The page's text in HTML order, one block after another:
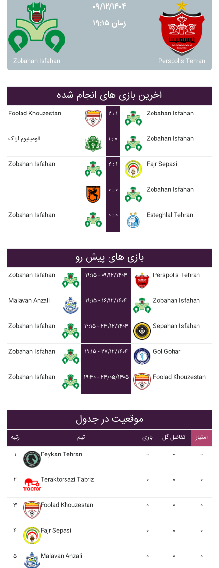
Zobahan Isfahan
۰۹/۱۲/۱۴۰۴
زمان ۱۹:۱۵
Perspolis Tehran
آخرین بازی های انجام شده
Foolad Khouzestan ۲ : ۱ Zobahan Isfahan
آلومينيوم اراک ۱ : ۰ Zobahan Isfahan
Zobahan Isfahan ۲ : ۱ Fajr Sepasi
۰ : ۰ Zobahan Isfahan
Zobahan Isfahan ۰ : ۰ Esteghlal Tehran
بازی های پیش رو
Zobahan Isfahan ۱۹:۱۵ - ۰۹/۱۲/۱۴۰۴ Perspolis Tehran
Malavan Anzali ۱۹:۱۵ - ۱۶/۱۲/۱۴۰۴ Zobahan Isfahan
Zobahan Isfahan ۱۹:۱۵ - ۲۳/۱۲/۱۴۰۴ Sepahan Isfahan
Zobahan Isfahan ۱۹:۱۵ - ۲۷/۱۲/۱۴۰۴ Gol Gohar
Zobahan Isfahan ۱۹:۳۰ - ۲۴/۰۵/۱۴۰۵ Foolad Khouzestan
موقعیت در جدول
رتبه تیم بازی تفاضل گل
امتیاز
۱
Peykan Tehran ۰ ۰ ۰
۲ Teraktorsazi Tabriz ۰ ۰ ۰
۳ Foolad Khouzestan ۰ ۰ ۰
۴ Fajr Sepasi ۰ ۰ ۰
۵ Malavan Anzali ۰ ۰ ۰